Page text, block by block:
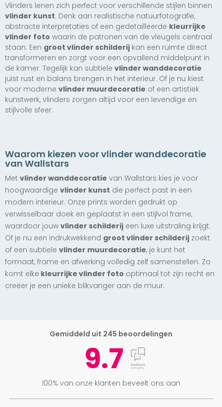
Vlinders lenen zich perfect voor verschillende stijlen binnen
vlinder kunst. Denk aan realistische natuurfotografie,
abstracte interpretaties of een gedetailleerde kleurrijke
vlinder foto waarin de patronen van de vleugels centraal
staan. Een groot vlinder schilderij kan een ruimte direct
transformeren en zorgt voor een opvallend middelpunt in
de kamer. Tegelijk kan subtiele vlinder wanddecoratie
juist rust en balans brengen in het interieur. Of je nu kiest
voor moderne vlinder muurdecoratie of een artistiek
kunstwerk, vlinders zorgen altijd voor een levendige en
stijlvolle sfeer.
Waarom kiezen voor vlinder wanddecoratie
van Wallstars
Met vlinder wanddecoratie van Wallstars kies je voor
hoogwaardige vlinder kunst die perfect past in een
modern interieur. Onze prints worden gedrukt op
verwisselbaar doek en geplaatst in een stijlvol frame,
waardoor jouw vlinder schilderij een luxe uitstraling krijgt.
Of je nu een indrukwekkend groot vlinder schilderij zoekt
of een subtiele vlinder muurdecoratie, je kunt het
formaat, frame en afwerking volledig zelf samenstellen. Zo
komt elke kleurrijke vlinder foto optimaal tot zijn recht en
creëer je een unieke blikvanger aan de muur.
Gemiddeld uit 245 beoordelingen
9.7
100% van onze klanten beveelt ons aan